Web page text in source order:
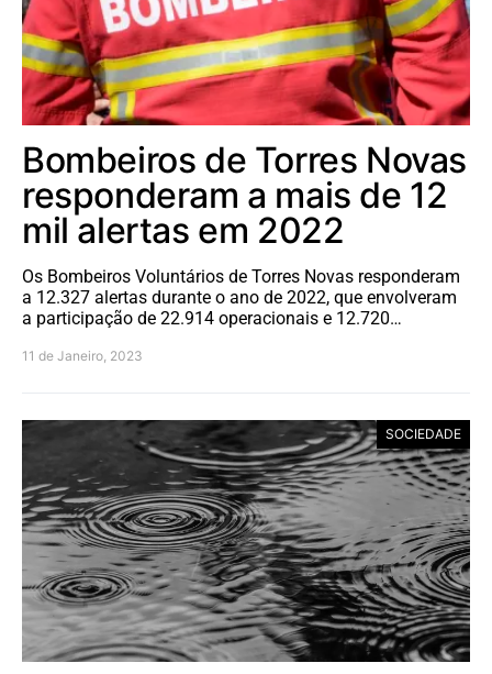
Bombeiros de Torres Novas
responderam a mais de 12
mil alertas em 2022
Os Bombeiros Voluntários de Torres Novas responderam
a 12.327 alertas durante o ano de 2022, que envolveram
a participação de 22.914 operacionais e 12.720…
11 de Janeiro, 2023
SOCIEDADE